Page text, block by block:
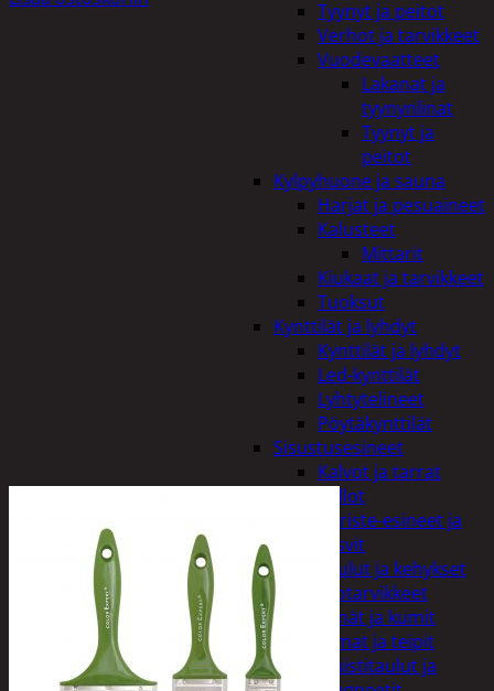
Tyynyt ja peitot
Verhot ja tarvikkeet
Vuodevaatteet
Lakanat ja
tyynynlinat
Tyynyt ja
peitot
Kylpyhuone ja sauna
Harjat ja pesuaineet
Kalusteet
Mittarit
Kiukaat ja tarvikkeet
Tuoksut
Kynttilät ja lyhdyt
Kynttilät ja lyhdyt
Led-kynttilät
Lyhtytelineet
Pöytäkynttilät
Sisustusesineet
Kalvot ja tarrat
Kellot
Koriste-esineet ja
kasvit
Taulut ja kehykset
Toimistotarvikkeet
Kynät ja kumit
Liimat ja teipit
Muistitaulut ja